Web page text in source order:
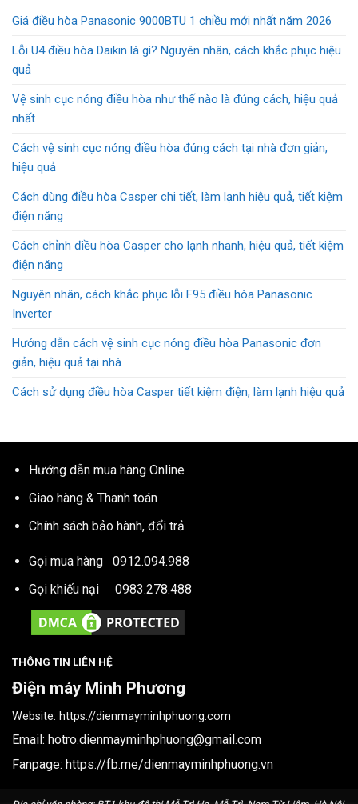
Giá điều hòa Panasonic 9000BTU 1 chiều mới nhất năm 2026
Lỗi U4 điều hòa Daikin là gì? Nguyên nhân, cách khắc phục hiệu
quả
Vệ sinh cục nóng điều hòa như thế nào là đúng cách, hiệu quả
nhất
Cách vệ sinh cục nóng điều hòa đúng cách tại nhà đơn giản,
hiệu quả
Cách dùng điều hòa Casper chi tiết, làm lạnh hiệu quả, tiết kiệm
điện năng
Cách chỉnh điều hòa Casper cho lạnh nhanh, hiệu quả, tiết kiệm
điện năng
Nguyên nhân, cách khắc phục lỗi F95 điều hòa Panasonic
Inverter
Hướng dẫn cách vệ sinh cục nóng điều hòa Panasonic đơn
giản, hiệu quả tại nhà
Cách sử dụng điều hòa Casper tiết kiệm điện, làm lạnh hiệu quả
Hướng dẫn mua hàng Online
Giao hàng & Thanh toán
Chính sách bảo hành, đổi trả
Gọi mua hàng 0912.094.988
Gọi khiếu nại 0983.278.488
THÔNG TIN LIÊN HỆ
Điện máy Minh Phương
Website: https://dienmayminhphuong.com
Email: hotro.dienmayminhphuong@gmail.com
Fanpage: https://fb.me/dienmayminhphuong.vn